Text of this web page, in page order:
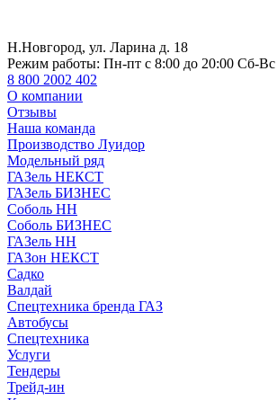
Н.Новгород, ул. Ларина д. 18
Режим работы: Пн-пт с 8:00 до 20:00 Сб-Вс
8 800 2002 402
О компании
Отзывы
Наша команда
Производство Луидор
Модельный ряд
ГАЗель НЕКСТ
ГАЗель БИЗНЕС
Соболь НН
Соболь БИЗНЕС
ГАЗель НН
ГАЗон НЕКСТ
Садко
Валдай
Спецтехника бренда ГАЗ
Автобусы
Спецтехника
Услуги
Тендеры
Трейд-ин